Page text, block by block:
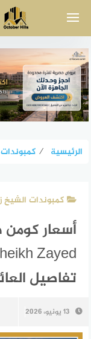
الرئيسية ⁄
كمبوندات الشيخ
أسعار
Zayed
تفاصيل
13 يونيو، 2026